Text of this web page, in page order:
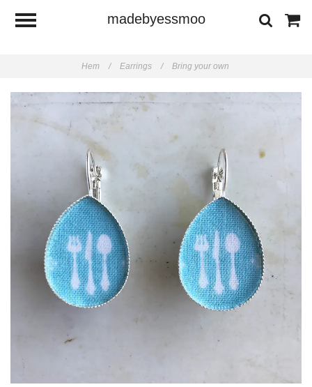
madebyessmoo
Hem / Earrings / Bring your own